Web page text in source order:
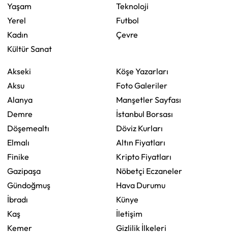
Yaşam
Yerel
Kadın
Kültür Sanat
Teknoloji
Futbol
Çevre
Akseki
Aksu
Alanya
Demre
Döşemealtı
Elmalı
Finike
Gazipaşa
Gündoğmuş
İbradı
Kaş
Kemer
Köşe Yazarları
Foto Galeriler
Manşetler Sayfası
İstanbul Borsası
Döviz Kurları
Altın Fiyatları
Kripto Fiyatları
Nöbetçi Eczaneler
Hava Durumu
Künye
İletişim
Gizlilik İlkeleri